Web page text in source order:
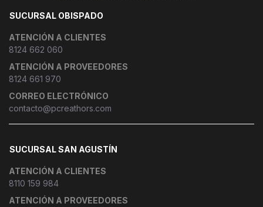
SUCURSAL OBISPADO
ATENCIÓN A CLIENTES
8124 662 060
ATENCIÓN A PROVEEDORES
8124 661 970
CORREO ELECTRÓNICO
contacto@pcreathors.com
SUCURSAL SAN AGUSTÍN
ATENCIÓN A CLIENTES
8110 159 984
ATENCIÓN A PROVEEDORES